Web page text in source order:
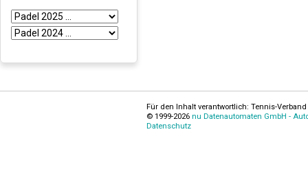
Für den Inhalt verantwortlich: Tennis-
© 1999-2026 nu Datenautomaten GmbH -
Datenschutz